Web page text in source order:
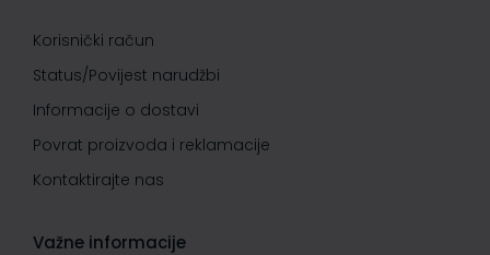
Korisnički račun
Status/Povijest narudžbi
Informacije o dostavi
Povrat proizvoda i reklamacije
Kontaktirajte nas
Važne informacije